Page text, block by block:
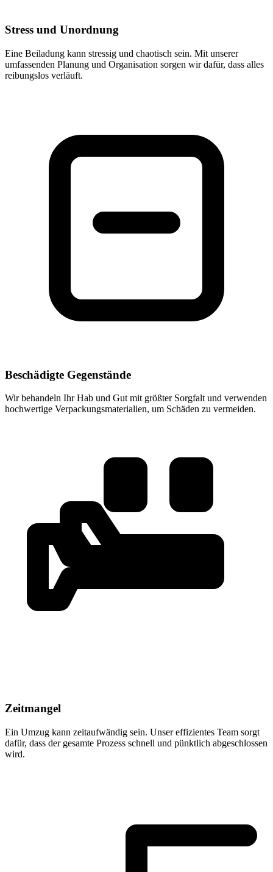
Stress und Unordnung
Eine Beiladung kann stressig und chaotisch sein. Mit unserer
umfassenden Planung und Organisation sorgen wir dafür, dass alles
reibungslos verläuft.
Beschädigte Gegenstände
Wir behandeln Ihr Hab und Gut mit größter Sorgfalt und verwenden
hochwertige Verpackungsmaterialien, um Schäden zu vermeiden.
Zeitmangel
Ein Umzug kann zeitaufwändig sein. Unser effizientes Team sorgt
dafür, dass der gesamte Prozess schnell und pünktlich abgeschlossen
wird.